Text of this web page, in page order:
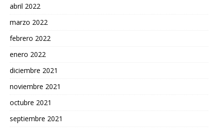
abril 2022
marzo 2022
febrero 2022
enero 2022
diciembre 2021
noviembre 2021
octubre 2021
septiembre 2021